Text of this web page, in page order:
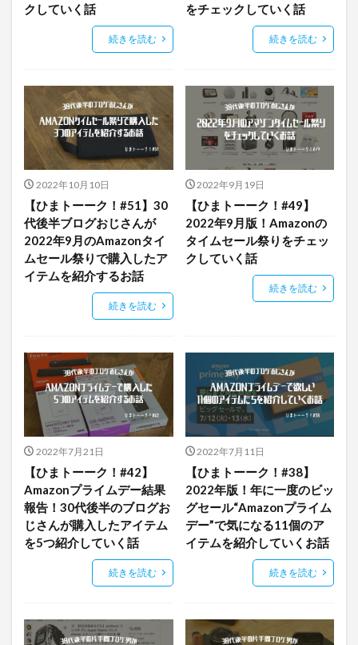
クしていく話
続きを読む
をチェックしていく話
続きを読む
2022年10月10日
【ひまトーーク！#51】30
代後半ブログおじさんが
2022年9月のAmazonタイ
ムセール祭りで購入したア
イテムを紹介するお話
続きを読む
2022年9月19日
【ひまトーーク！#49】
2022年9月版！Amazonの
タイムセール祭りをチェッ
クしていく話
続きを読む
2022年7月21日
【ひまトーーク！#42】
Amazonプライムデー結果
報告！30代後半のブログお
じさんが購入したアイテム
を5つ紹介していく話
続きを読む
2022年7月11日
【ひまトーーク！#38】
2022年版！年に一度のビッ
グセール“Amazonプライム
デー”で気になる11個のア
イテムを紹介していくお話
続きを読む